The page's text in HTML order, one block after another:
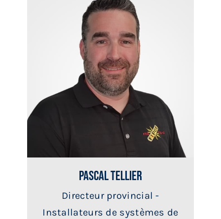
Pascal Tellier
Directeur provincial -
Installateurs de systèmes de